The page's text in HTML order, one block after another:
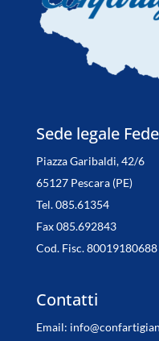
Sede legale
Piazza Garibaldi, 42/6
65127 Pescara (PE)
Tel. 085.61354
Fax 085.692843
Cod. Fisc. 80019180688
Contatti
Email: